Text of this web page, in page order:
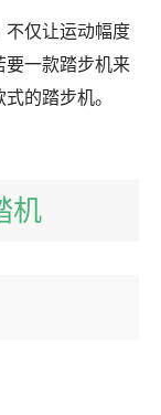
不仅让运动幅度
要一款踏步机来
的踏步机。
机